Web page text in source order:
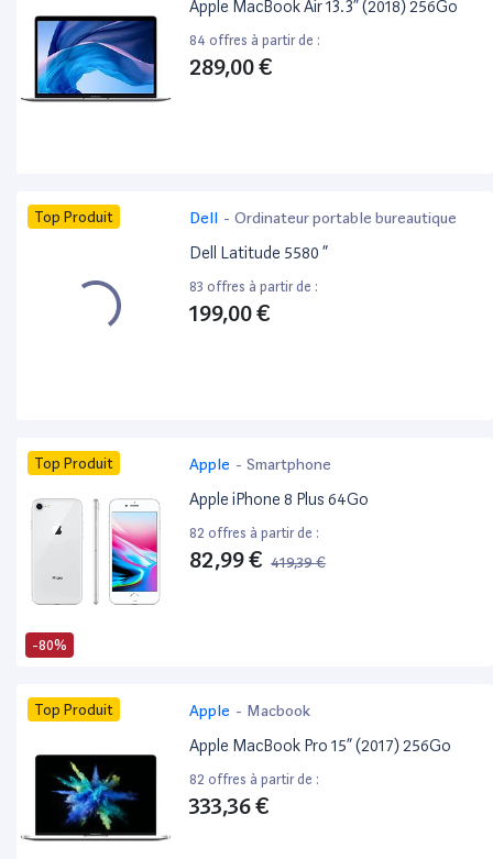
Apple MacBook Air 13.3” (2018) 256Go
84 offres à partir de :
289,00 €
Top Produit Dell - Ordinateur portable bureautique
Dell Latitude 5580 ”
83 offres à partir de :
199,00 €
-80%
Top Produit Apple - Smartphone
Apple iPhone 8 Plus 64Go
82 offres à partir de :
82,99 € 419,39 €
Top Produit Apple - Macbook
Apple MacBook Pro 15” (2017) 256Go
82 offres à partir de :
333,36 €